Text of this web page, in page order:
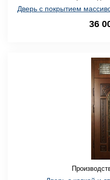
Дверь с покрытием
36